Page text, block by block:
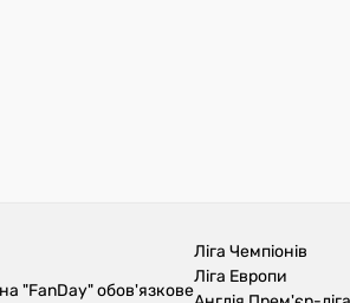
"FanDay" обов'язкове
Ліга Чемпіонів
Ліга Европи